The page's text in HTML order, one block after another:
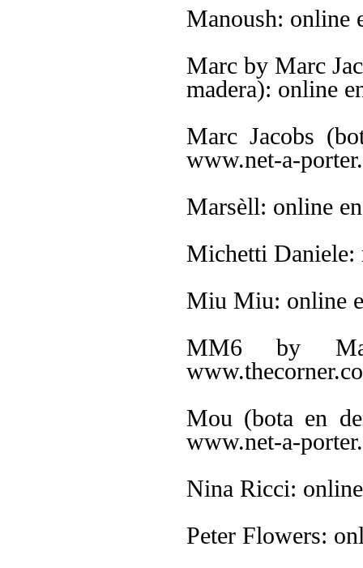
Manoush: online
Marc by Marc
madera): online
Marc Jacobs
www.net-a-
Marsèll: online
Michetti Daniele:
Miu Miu: online
MM6 by
Mou (bota en
www.net-a-
Nina Ricci:
Peter Flowers: